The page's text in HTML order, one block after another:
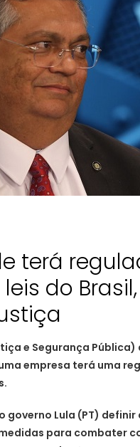
terá
do
e Segurança Pública)
empresa terá uma
governo Lula (PT) definir
para combater